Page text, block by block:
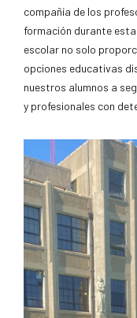
compañía de los
formación durante
escolar no solo
opciones educativas
nuestros alumnos a
y profesionales con